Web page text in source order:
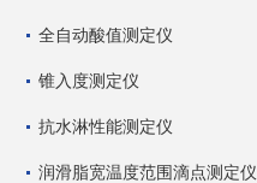
全自动酸值测定仪
锥入度测定仪
抗水淋性能测定仪
润滑脂宽温度范围滴点测定仪